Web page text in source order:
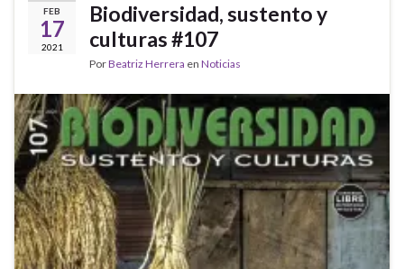
FEB
17
2021
Biodiversidad, sustento y
culturas #107
PorBeatriz Herrera en Noticias